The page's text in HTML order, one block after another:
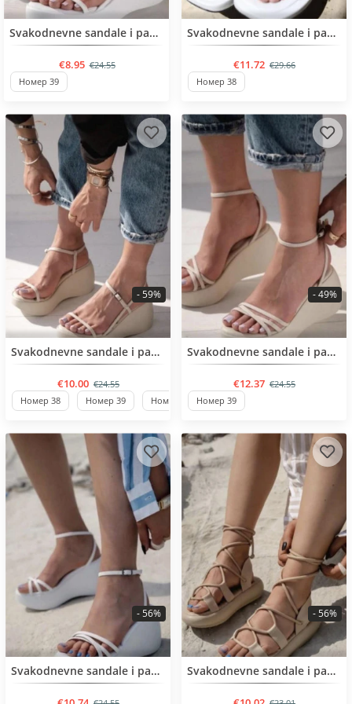
BESTSELLERSvakodnevne sandale i papuče
€8.95 €24.55
Номер 39
BESTSELLERSvakodnevne sandale i papuče
€11.72 €29.66
Номер 38
BESTSELLERSvakodnevne sandale i papuče
€10.00 €24.55
- 59%
Номер 38 Номер 39 Номер 40
BESTSELLERSvakodnevne sandale i papuče
€12.37 €24.55
- 49%
Номер 39
BESTSELLERSvakodnevne sandale i papuče
- 56%
BESTSELLERSvakodnevne sandale i papuče
- 56%